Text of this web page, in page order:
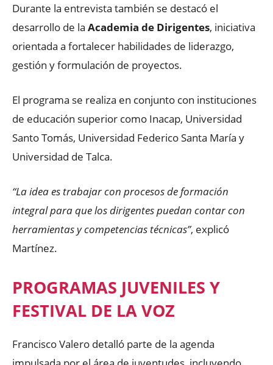
Durante la entrevista también se destacó el
desarrollo de la Academia de Dirigentes, iniciativa
orientada a fortalecer habilidades de liderazgo,
gestión y formulación de proyectos.
El programa se realiza en conjunto con instituciones
de educación superior como Inacap, Universidad
Santo Tomás, Universidad Federico Santa María y
Universidad de Talca.
“La idea es trabajar con procesos de formación
integral para que los dirigentes puedan contar con
herramientas y competencias técnicas”, explicó
Martínez.
PROGRAMAS JUVENILES Y
FESTIVAL DE LA VOZ
Francisco Valero detalló parte de la agenda